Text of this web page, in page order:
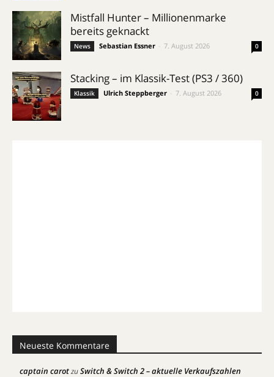
Mistfall Hunter – Millionenmarke
bereits geknackt
News Sebastian Essner 7. August 2026 0
Stacking – im Klassik-Test (PS3 / 360)
Klassik Ulrich Steppberger 7. August 2026 0
Neueste Kommentare
captain carotzuSwitch & Switch 2 – aktuelle Verkaufszahlen